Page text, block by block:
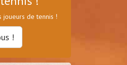
joueurs de tennis !
!